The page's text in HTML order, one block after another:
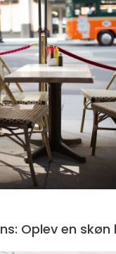
Oplev en skøn